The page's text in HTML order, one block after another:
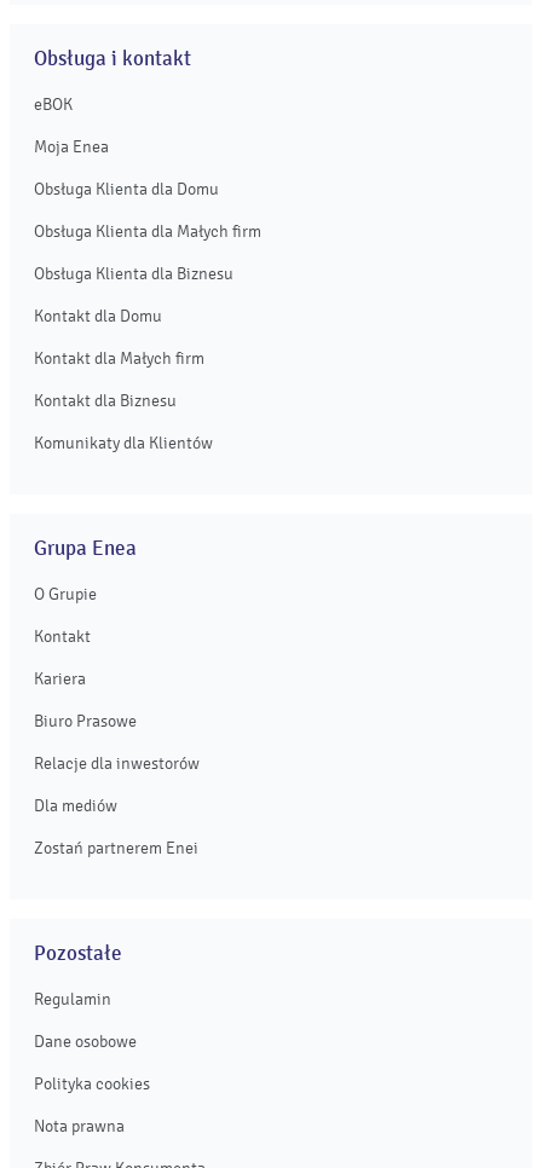
Obsługa i kontakt
eBOK
Moja Enea
Obsługa Klienta dla Domu
Obsługa Klienta dla Małych firm
Obsługa Klienta dla Biznesu
Kontakt dla Domu
Kontakt dla Małych firm
Kontakt dla Biznesu
Komunikaty dla Klientów
Grupa Enea
O Grupie
Kontakt
Kariera
Biuro Prasowe
Relacje dla inwestorów
Dla mediów
Zostań partnerem Enei
Pozostałe
Regulamin
Dane osobowe
Polityka cookies
Nota prawna